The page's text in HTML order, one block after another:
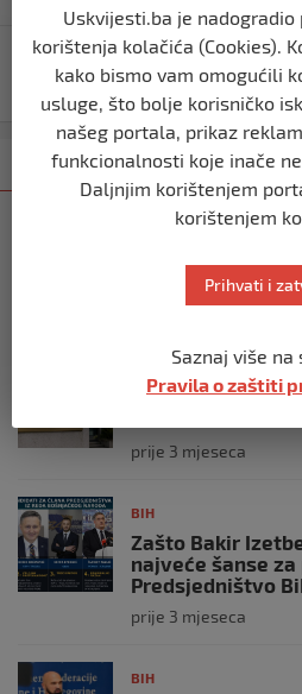
objava
SIPA uhapsila policijskog
Kategorija Najnovije
manipulacija ne
prije 2 mjeseca
Postoje razne
prije 3 mjeseca
BIH
Zašto Bakir
najveće šanse
Predsjedništvo
prije 3 mjeseca
BIH
Uskvijesti.ba je
korištenja kolačića (Cookies).
kako bismo vam omogućili
usluge, što bolje korisničko
našeg portala, prikaz
funkcionalnosti koje inače
Daljnjim korištenjem
korištenjem
Prihvati i
Saznaj više na
Pravila o zaštiti